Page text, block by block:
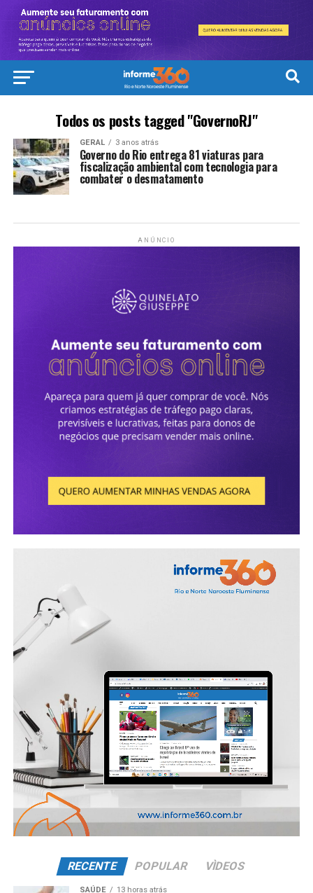
Todos os posts tagged "GovernoRJ"
GERAL 3 anos atrás
Governo do Rio entrega 81 viaturas para
fiscalização ambiental com tecnologia para
combater o desmatamento
ANÚNCIO
RECENTE POPULAR VÌDEOS
SAÚDE 13 horas atrás